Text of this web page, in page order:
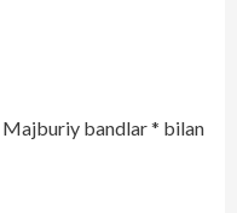
Majburiy bandlar* bilan